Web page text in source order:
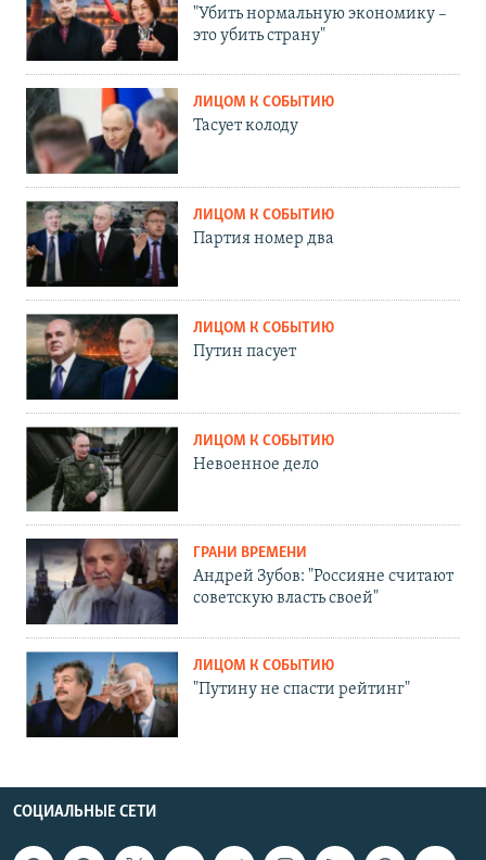
"Убить нормальную экономику –
это убить страну"
ЛИЦОМ К СОБЫТИЮ
Тасует колоду
ЛИЦОМ К СОБЫТИЮ
Партия номер два
ЛИЦОМ К СОБЫТИЮ
Путин пасует
ЛИЦОМ К СОБЫТИЮ
Невоенное дело
ГРАНИ ВРЕМЕНИ
Андрей Зубов: "Россияне считают
советскую власть своей"
ЛИЦОМ К СОБЫТИЮ
"Путину не спасти рейтинг"
СОЦИАЛЬНЫЕ СЕТИ